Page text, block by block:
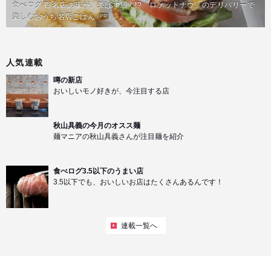
食べログ 百名店の味が、並ばず届く!?「ロケットナウ」のデリバリーで
楽しむおうち名店ごはん PR
人気連載
噂の新店
おいしいモノ好きが、今注目する店
秋山具義の今月のオスス麺
麺マニアの秋山具義さんが注目麺を紹介
食べログ3.5以下のうまい店
3.5以下でも、おいしいお店はたくさんあるんです！
連載一覧へ